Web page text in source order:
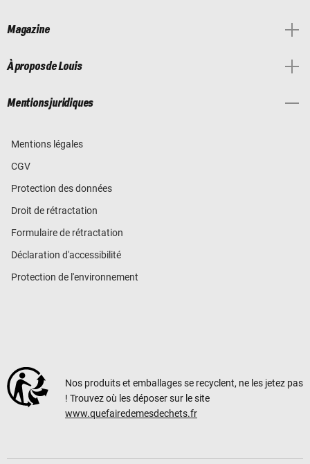
Magazine
À propos de Louis
Mentions juridiques
Mentions légales
CGV
Protection des données
Droit de rétractation
Formulaire de rétractation
Déclaration d'accessibilité
Protection de l'environnement
Nos produits et emballages se recyclent, ne les jetez pas
! Trouvez où les déposer sur le site
www.quefairedemesdechets.fr